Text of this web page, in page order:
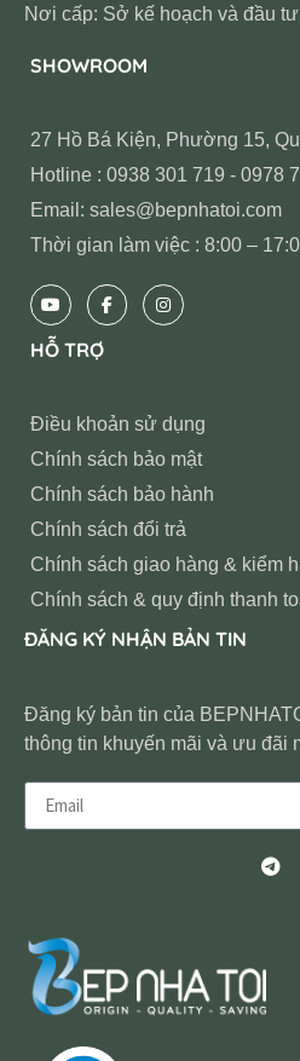
Nơi cấp: Sở kế hoạch và đầu
SHOWROOM
27 Hồ Bá Kiện, Phường 15,
Hotline : 0938 301 719 - 0978
Email: sales@bepnhatoi.com
Thời gian làm việc : 8:00 –
HỖ TRỢ
Điều khoản sử dụng
Chính sách bảo mật
Chính sách bảo hành
Chính sách đổi trả
Chính sách giao hàng & kiểm
Chính sách & quy định thanh
ĐĂNG KÝ NHẬN BẢN TIN
Đăng ký bản tin của
thông tin khuyến mãi và ưu đãi